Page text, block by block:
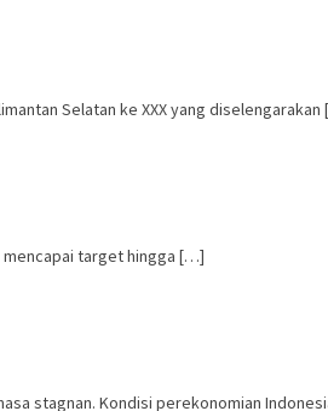
Selatan ke XXX yang
mencapai target hingga […]
stagnan. Kondisi perekonomian